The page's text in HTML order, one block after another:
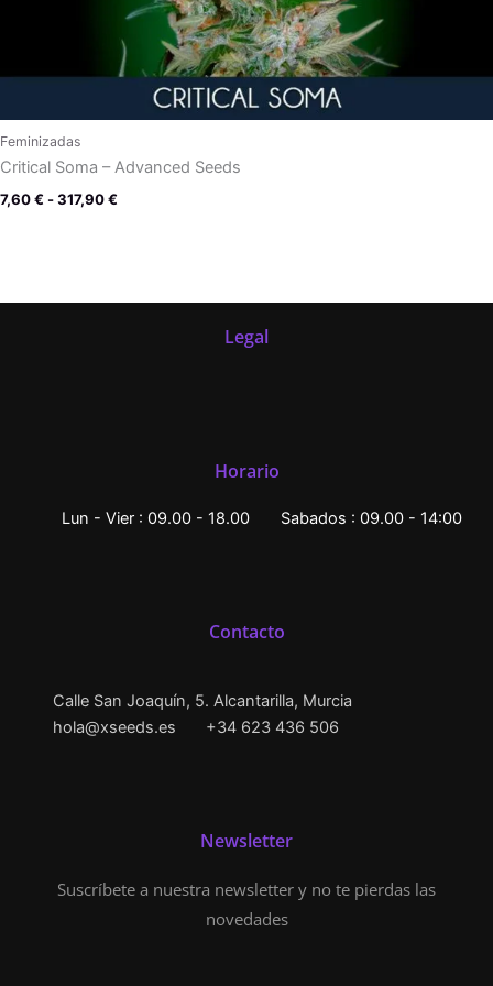
Feminizadas
Critical Soma – Advanced Seeds
7,60€-317,90€
Legal
Horario
Lun - Vier : 09.00 - 18.00 Sabados : 09.00 - 14:00
Contacto
Calle San Joaquín, 5. Alcantarilla, Murcia
hola@xseeds.es
+34 623 436 506
Newsletter
Suscríbete a nuestra newsletter y no te pierdas las
novedades